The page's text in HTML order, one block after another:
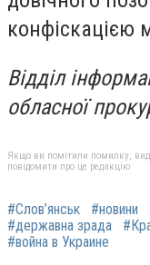
конфіскацією
Відділ
обласної
Якщо ви помітили помилку,
повідомити про це редакцію
#Слов’янськ #новини
#державна зрада
#война в Украине